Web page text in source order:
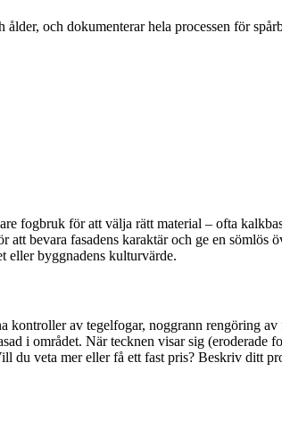
och dokumenterar hela processen för
fogbruk för att välja rätt material – ofta
bevara fasadens karaktär och ge en sömlös
eller byggnadens kulturvärde.
av tegelfogar, noggrann rengöring av
i området. När tecknen visar sig (eroderade
du veta mer eller få ett fast pris? Beskriv ditt